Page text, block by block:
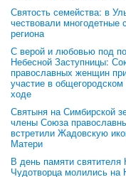
Святость семейства: в
чествовали многодетные
региона
С верой и любовью под
Небесной Заступницы:
православных женщин
участие в
ходе
Святыня на Симбирской
члены Союза
встретили Жадовскую
Матери
В день памяти святителя
Чудотворца молились на